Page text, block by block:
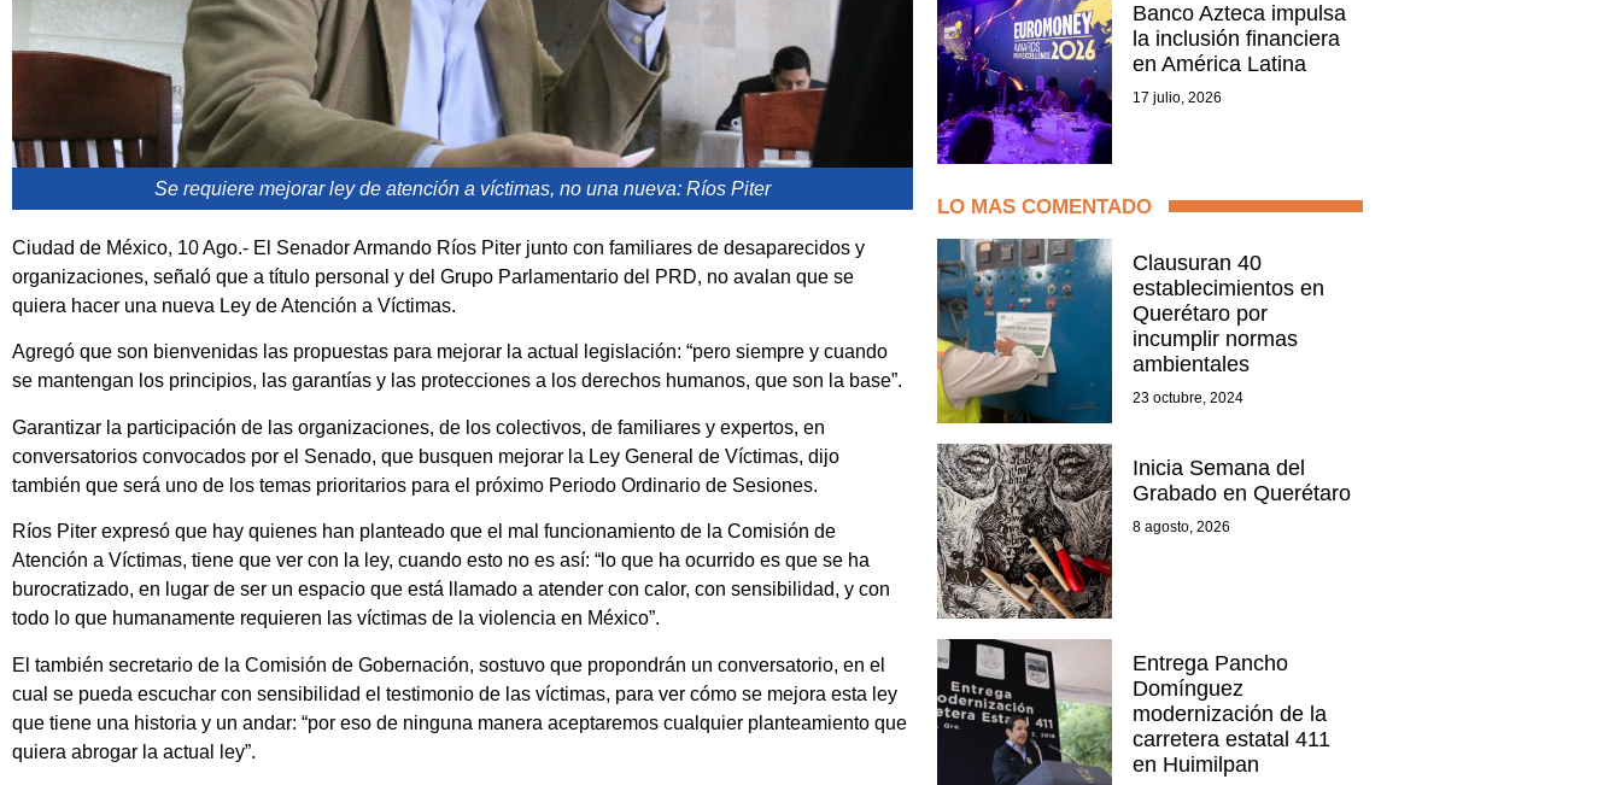
Se requiere mejorar ley de atención a víctimas, no una nueva: Ríos Piter
Ciudad de México, 10 Ago.- El Senador Armando Ríos Piter junto con familiares de desaparecidos y
organizaciones, señaló que a título personal y del Grupo Parlamentario del PRD, no avalan que se
quiera hacer una nueva Ley de Atención a Víctimas.
Agregó que son bienvenidas las propuestas para mejorar la actual legislación: “pero siempre y cuando
se mantengan los principios, las garantías y las protecciones a los derechos humanos, que son la base”.
Garantizar la participación de las organizaciones, de los colectivos, de familiares y expertos, en
conversatorios convocados por el Senado, que busquen mejorar la Ley General de Víctimas, dijo
también que será uno de los temas prioritarios para el próximo Periodo Ordinario de Sesiones.
Ríos Piter expresó que hay quienes han planteado que el mal funcionamiento de la Comisión de
Atención a Víctimas, tiene que ver con la ley, cuando esto no es así: “lo que ha ocurrido es que se ha
burocratizado, en lugar de ser un espacio que está llamado a atender con calor, con sensibilidad, y con
todo lo que humanamente requieren las víctimas de la violencia en México”.
El también secretario de la Comisión de Gobernación, sostuvo que propondrán un conversatorio, en el
cual se pueda escuchar con sensibilidad el testimonio de las víctimas, para ver cómo se mejora esta ley
que tiene una historia y un andar: “por eso de ninguna manera aceptaremos cualquier planteamiento que
quiera abrogar la actual ley”.
Banco Azteca impulsa
la inclusión financiera
en América Latina
17 julio, 2026
LO MAS COMENTADO
Clausuran 40
establecimientos en
Querétaro por
incumplir normas
ambientales
23 octubre, 2024
Inicia Semana del
Grabado en Querétaro
8 agosto, 2026
Entrega Pancho
Domínguez
modernización de la
carretera estatal 411
en Huimilpan